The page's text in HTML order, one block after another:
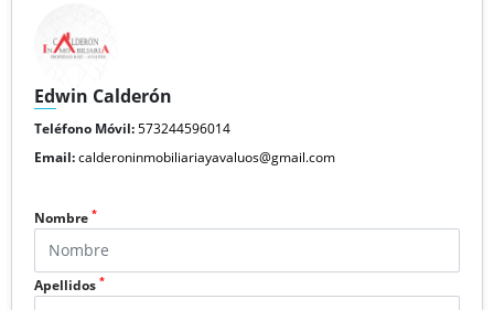
Edwin Calderón
Teléfono Móvil:573244596014
Email:calderoninmobiliariayavaluos@gmail.com
Nombre *
Apellidos *